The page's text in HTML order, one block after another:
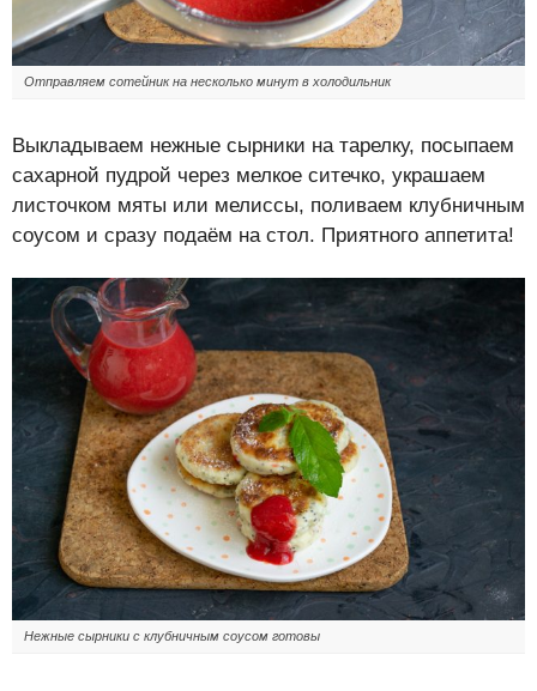
Отправляем сотейник на несколько минут в холодильник
Выкладываем нежные сырники на тарелку, посыпаем
сахарной пудрой через мелкое ситечко, украшаем
листочком мяты или мелиссы, поливаем клубничным
соусом и сразу подаём на стол. Приятного аппетита!
Нежные сырники с клубничным соусом готовы